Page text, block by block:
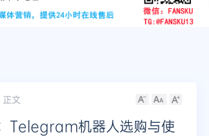
instagram
正文
Telegram机器人选购与使